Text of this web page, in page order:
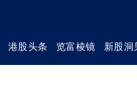
港股头条 览富棱镜 新股洞